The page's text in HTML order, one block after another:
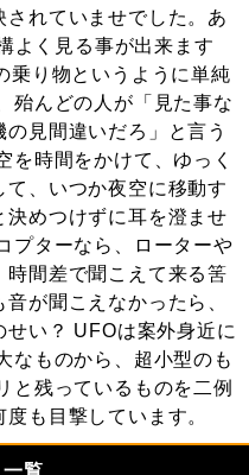
れていませでした。あ
よく見る事が出来ます
乗り物というように単純
殆んどの人が「見た事な
見間違いだろ」と言う
を時間をかけて、ゆっく
て、いつか夜空に移動す
決めつけずに耳を澄ませ
プターなら、ローターや
時間差で聞こえて来る筈
が聞こえなかったら、
い？ UFOは案外身近に
なものから、超小型のも
と残っているものを二例
も目撃しています。
一覧